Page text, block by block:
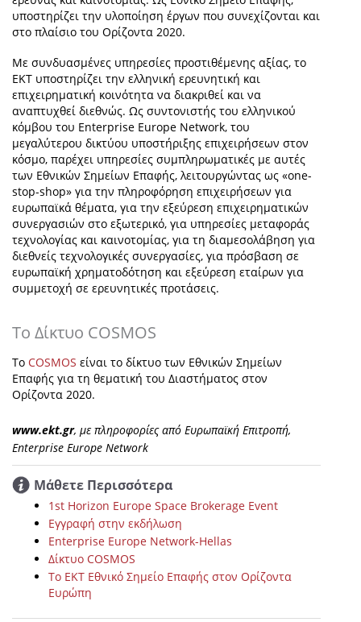
υποστηρίζει την υλοποίηση έργων που συνεχίζονται και
στο πλαίσιο του Ορίζοντα 2020.
Με συνδυασμένες υπηρεσίες προστιθέμενης αξίας, το
ΕΚΤ υποστηρίζει την ελληνική ερευνητική και
επιχειρηματική κοινότητα να διακριθεί και να
αναπτυχθεί διεθνώς. Ως συντονιστής του ελληνικού
κόμβου του Enterprise Europe Network, του
μεγαλύτερου δικτύου υποστήριξης επιχειρήσεων στον
κόσμο, παρέχει υπηρεσίες συμπληρωματικές με αυτές
των Εθνικών Σημείων Επαφής, λειτουργώντας ως «one-
stop-shop» για την πληροφόρηση επιχειρήσεων για
ευρωπαϊκά θέματα, για την εξεύρεση επιχειρηματικών
συνεργασιών στο εξωτερικό, για υπηρεσίες μεταφοράς
τεχνολογίας και καινοτομίας, για τη διαμεσολάβηση για
διεθνείς τεχνολογικές συνεργασίες, για πρόσβαση σε
ευρωπαϊκή χρηματοδότηση και εξεύρεση εταίρων για
συμμετοχή σε ερευνητικές προτάσεις.
Το Δίκτυο COSMOS
To COSMOS είναι το δίκτυο των Εθνικών Σημείων
Επαφής για τη θεματική του Διαστήματος στον
Ορίζοντα 2020.
www.ekt.gr, με πληροφορίες από Ευρωπαϊκή Επιτροπή,
Enterprise Europe Network
Μάθετε Περισσότερα
1st Horizon Europe Space Brokerage Event
Εγγραφή στην εκδήλωση
Enterprise Europe Network-Hellas
Δίκτυο COSMOS
Το ΕΚΤ Εθνικό Σημείο Επαφής στον Ορίζοντα
Ευρώπη